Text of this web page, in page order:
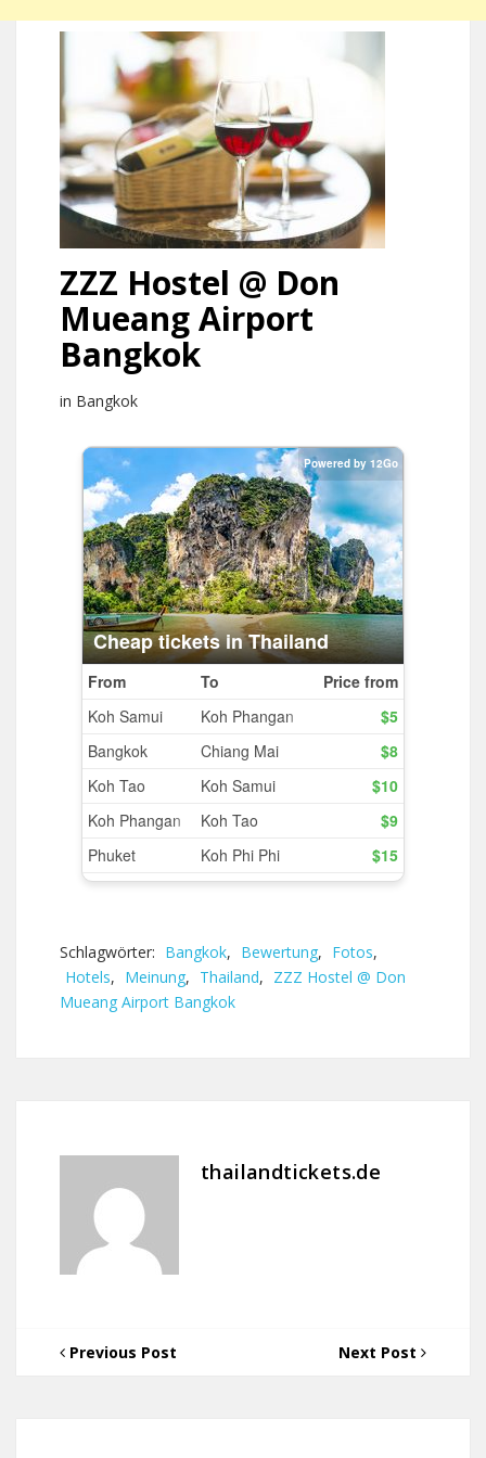
ZZZ Hostel @ Don
Mueang Airport
Bangkok
in Bangkok
Schlagwörter: Bangkok, Bewertung, Fotos,
Hotels, Meinung, Thailand, ZZZ Hostel @ Don
Mueang Airport Bangkok
thailandtickets.de
Previous Post Next Post